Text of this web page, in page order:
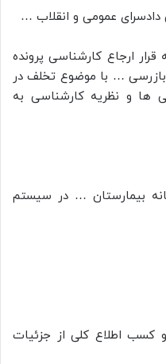
عمومی و انقلاب …
قرار ارجاع کارشناسی پرونده
بازرسی … با موضوع تخلف در
ها و نظریه کارشناسی به
بیمارستان … در سیستم
کسب اطلاع کلی از جزئیات